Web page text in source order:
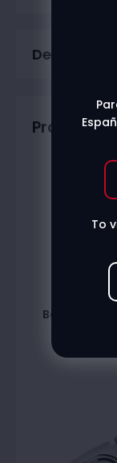
Description
Badia
To